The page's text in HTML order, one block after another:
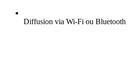
Diffusion via Wi-Fi ou Bluetooth